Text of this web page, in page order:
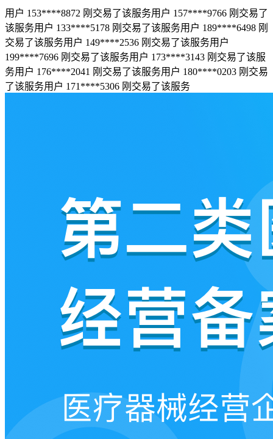
用户 153****8872 刚交易了该服务用户 157****9766 刚交易了
该服务用户 133****5178 刚交易了该服务用户 189****6498 刚
交易了该服务用户 149****2536 刚交易了该服务用户
199****7696 刚交易了该服务用户 173****3143 刚交易了该服
务用户 176****2041 刚交易了该服务用户 180****0203 刚交易
了该服务用户 171****5306 刚交易了该服务